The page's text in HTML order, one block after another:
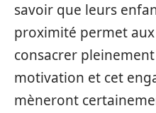
savoir que leurs
proximité permet
consacrer
motivation et cet
mèneront